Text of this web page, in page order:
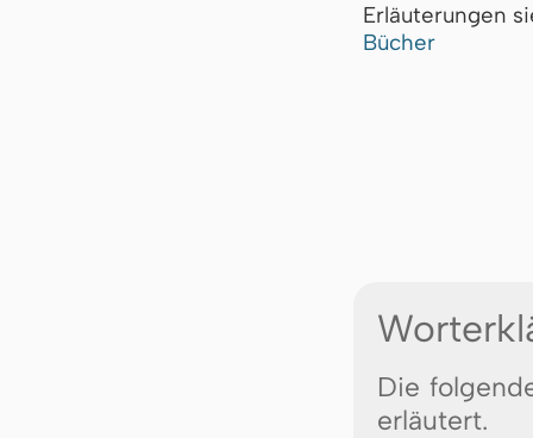
Erläuterungen
Bücher
Die
erläutert.